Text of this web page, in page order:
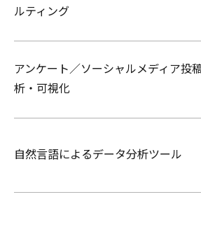
ルティング
アンケート／ソーシャルメディア投
析・可視化
自然言語によるデータ分析ツール